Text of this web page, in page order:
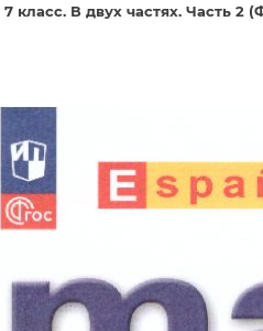
класс. В двух частях. Часть 2